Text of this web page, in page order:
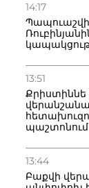
14:17
13:51
Քրիստիննե
պաշտոնում
13:44
Բաքվի